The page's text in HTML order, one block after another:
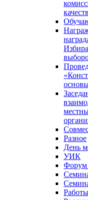
Разное
День
УИК
Форум